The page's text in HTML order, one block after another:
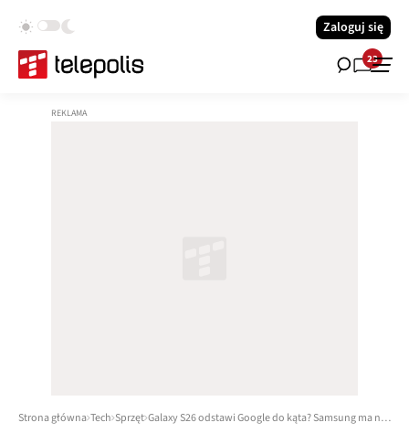
Zaloguj się
23
Strona główna Tech Sprzęt